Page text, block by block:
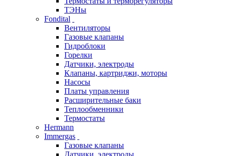
ТЭНы
Fondital
Вентиляторы
Газовые клапаны
Гидроблоки
Горелки
Датчики, электроды
Клапаны, картриджи, моторы
Насосы
Платы управления
Расширительные баки
Теплообменники
Термостаты
Hermann
Immergas
Газовые клапаны